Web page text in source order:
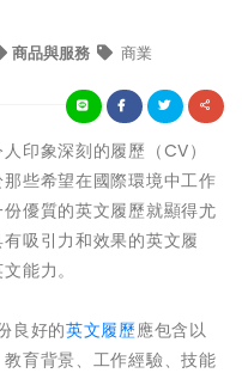
商品與服務 商業
印象深刻的履歷（CV）
些希望在國際環境中工作
優質的英文履歷就顯得尤
吸引力和效果的英文履
能力。
良好的英文履歷應包含以
育背景、工作經驗、技能